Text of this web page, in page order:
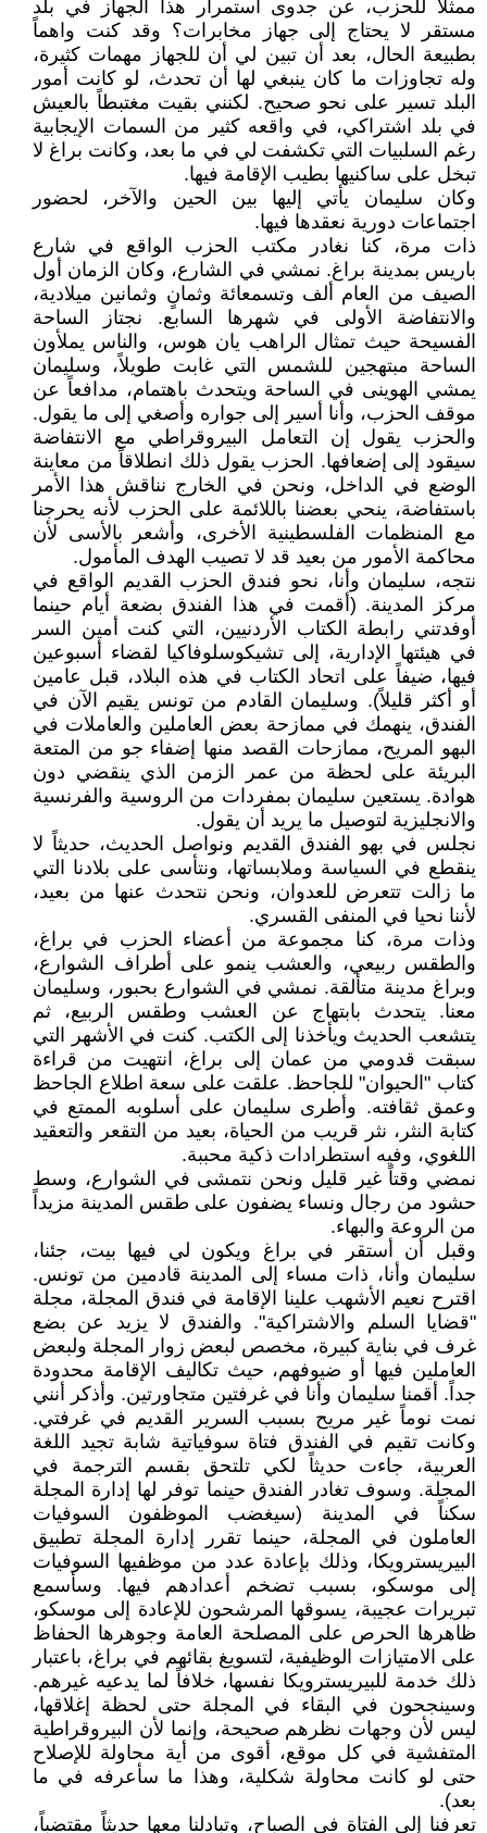
ممثلاً للحزب، عن جدوى استمرار هذا الجهاز في بلد
مستقر لا يحتاج إلى جهاز مخابرات؟ وقد كنت واهماً
بطبيعة الحال، بعد أن تبين لي أن للجهاز مهمات كثيرة،
وله تجاوزات ما كان ينبغي لها أن تحدث، لو كانت أمور
البلد تسير على نحو صحيح. لكنني بقيت مغتبطاً بالعيش
في بلد اشتراكي، في واقعه كثير من السمات الإيجابية
رغم السلبيات التي تكشفت لي في ما بعد، وكانت براغ لا
تبخل على ساكنيها بطيب الإقامة فيها.
وكان سليمان يأتي إليها بين الحين والآخر، لحضور
اجتماعات دورية نعقدها فيها.
ذات مرة، كنا نغادر مكتب الحزب الواقع في شارع
باريس بمدينة براغ. نمشي في الشارع، وكان الزمان أول
الصيف من العام ألف وتسمعائة وثمانٍ وثمانين ميلادية،
والانتفاضة الأولى في شهرها السابع. نجتاز الساحة
الفسيحة حيث تمثال الراهب يان هوس، والناس يملأون
الساحة مبتهجين للشمس التي غابت طويلاً، وسليمان
يمشي الهوينى في الساحة ويتحدث باهتمام، مدافعاً عن
موقف الحزب، وأنا أسير إلى جواره وأصغي إلى ما يقول.
والحزب يقول إن التعامل البيروقراطي مع الانتفاضة
سيقود إلى إضعافها. الحزب يقول ذلك انطلاقاً من معاينة
الوضع في الداخل، ونحن في الخارج نناقش هذا الأمر
باستفاضة، ينحي بعضنا باللائمة على الحزب لأنه يحرجنا
مع المنظمات الفلسطينية الأخرى، وأشعر بالأسى لأن
محاكمة الأمور من بعيد قد لا تصيب الهدف المأمول.
نتجه، سليمان وأنا، نحو فندق الحزب القديم الواقع في
مركز المدينة. (أقمت في هذا الفندق بضعة أيام حينما
أوفدتني رابطة الكتاب الأردنيين، التي كنت أمين السر
في هيئتها الإدارية، إلى تشيكوسلوفاكيا لقضاء أسبوعين
فيها، ضيفاً على اتحاد الكتاب في هذه البلاد، قبل عامين
أو أكثر قليلاً). وسليمان القادم من تونس يقيم الآن في
الفندق، ينهمك في ممازحة بعض العاملين والعاملات في
البهو المريح، ممازحات القصد منها إضفاء جو من المتعة
البريئة على لحظة من عمر الزمن الذي ينقضي دون
هوادة. يستعين سليمان بمفردات من الروسية والفرنسية
والانجليزية لتوصيل ما يريد أن يقول.
نجلس في بهو الفندق القديم ونواصل الحديث، حديثاً لا
ينقطع في السياسة وملابساتها، ونتأسى على بلادنا التي
ما زالت تتعرض للعدوان، ونحن نتحدث عنها من بعيد،
لأننا نحيا في المنفى القسري.
وذات مرة، كنا مجموعة من أعضاء الحزب في براغ،
والطقس ربيعي، والعشب ينمو على أطراف الشوارع،
وبراغ مدينة متألقة. نمشي في الشوارع بحبور، وسليمان
معنا. يتحدث بابتهاج عن العشب وطقس الربيع، ثم
يتشعب الحديث ويأخذنا إلى الكتب. كنت في الأشهر التي
سبقت قدومي من عمان إلى براغ، انتهيت من قراءة
كتاب "الحيوان" للجاحظ. علقت على سعة اطلاع الجاحظ
وعمق ثقافته. وأطرى سليمان على أسلوبه الممتع في
كتابة النثر، نثر قريب من الحياة، بعيد من التقعر والتعقيد
اللغوي، وفيه استطرادات ذكية محببة.
نمضي وقتاً غير قليل ونحن نتمشى في الشوارع، وسط
حشود من رجال ونساء يضفون على طقس المدينة مزيداً
من الروعة والبهاء.
وقبل أن أستقر في براغ ويكون لي فيها بيت، جئنا،
سليمان وأنا، ذات مساء إلى المدينة قادمين من تونس.
اقترح نعيم الأشهب علينا الإقامة في فندق المجلة، مجلة
"قضايا السلم والاشتراكية". والفندق لا يزيد عن بضع
غرف في بناية كبيرة، مخصص لبعض زوار المجلة ولبعض
العاملين فيها أو ضيوفهم، حيث تكاليف الإقامة محدودة
جداً. أقمنا سليمان وأنا في غرفتين متجاورتين. وأذكر أنني
نمت نوماً غير مريح بسبب السرير القديم في غرفتي.
وكانت تقيم في الفندق فتاة سوفياتية شابة تجيد اللغة
العربية، جاءت حديثاً لكي تلتحق بقسم الترجمة في
المجلة. وسوف تغادر الفندق حينما توفر لها إدارة المجلة
سكناً في المدينة (سيغضب الموظفون السوفيات
العاملون في المجلة، حينما تقرر إدارة المجلة تطبيق
البيريسترويكا، وذلك بإعادة عدد من موظفيها السوفيات
إلى موسكو، بسبب تضخم أعدادهم فيها. وسأسمع
تبريرات عجيبة، يسوقها المرشحون للإعادة إلى موسكو،
ظاهرها الحرص على المصلحة العامة وجوهرها الحفاظ
على الامتيازات الوظيفية، لتسويغ بقائهم في براغ، باعتبار
ذلك خدمة للبيريسترويكا نفسها، خلافاً لما يدعيه غيرهم.
وسينجحون في البقاء في المجلة حتى لحظة إغلاقها،
ليس لأن وجهات نظرهم صحيحة، وإنما لأن البيروقراطية
المتفشية في كل موقع، أقوى من أية محاولة للإصلاح
حتى لو كانت محاولة شكلية، وهذا ما سأعرفه في ما
بعد).
تعرفنا إلى الفتاة في الصباح، وتبادلنا معها حديثاً مقتضباً،